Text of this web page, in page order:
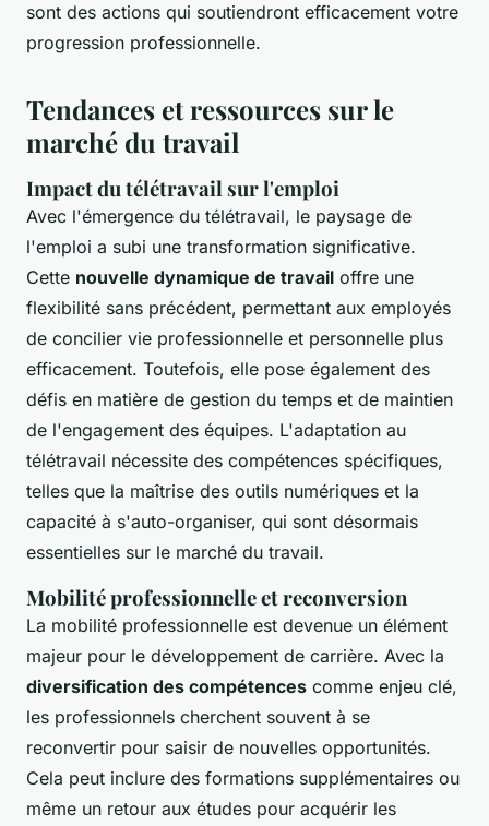
sont des actions qui soutiendront efficacement votre
progression professionnelle.
Tendances et ressources sur le
marché du travail
Impact du télétravail sur l'emploi
Avec l'émergence du télétravail, le paysage de
l'emploi a subi une transformation significative.
Cette nouvelle dynamique de travail offre une
flexibilité sans précédent, permettant aux employés
de concilier vie professionnelle et personnelle plus
efficacement. Toutefois, elle pose également des
défis en matière de gestion du temps et de maintien
de l'engagement des équipes. L'adaptation au
télétravail nécessite des compétences spécifiques,
telles que la maîtrise des outils numériques et la
capacité à s'auto-organiser, qui sont désormais
essentielles sur le marché du travail.
Mobilité professionnelle et reconversion
La mobilité professionnelle est devenue un élément
majeur pour le développement de carrière. Avec la
diversification des compétences comme enjeu clé,
les professionnels cherchent souvent à se
reconvertir pour saisir de nouvelles opportunités.
Cela peut inclure des formations supplémentaires ou
même un retour aux études pour acquérir les